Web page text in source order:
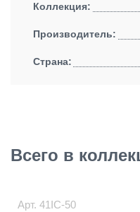
Коллекция:
Производитель:
Страна:
Всего в
Арт. 41IC-50